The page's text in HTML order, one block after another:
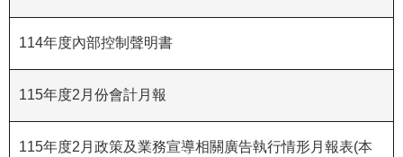
網
站
開
放
宣
114年度內部控制聲明書
115年度2月份會計月報
115年度2月政策及業務宣導相關廣告執行情形月報表(本